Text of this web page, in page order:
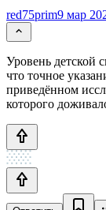
red75prim9 мар
Уровень детской
что точное
приведённом
которого